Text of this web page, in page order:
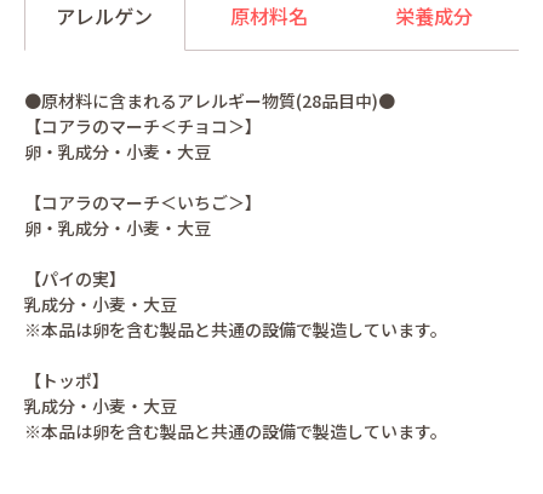
アレルゲン 原材料名 栄養成分
●原材料に含まれるアレルギー物質(28品目中)●
【コアラのマーチ＜チョコ＞】
卵・乳成分・小麦・大豆
【コアラのマーチ＜いちご＞】
卵・乳成分・小麦・大豆
【パイの実】
乳成分・小麦・大豆
※本品は卵を含む製品と共通の設備で製造しています。
【トッポ】
乳成分・小麦・大豆
※本品は卵を含む製品と共通の設備で製造しています。